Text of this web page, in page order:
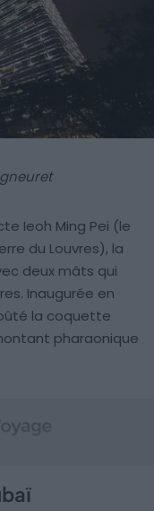
Ieoh Ming Pei (le
du Louvres), la
deux mâts qui
Inaugurée en
la coquette
pharaonique